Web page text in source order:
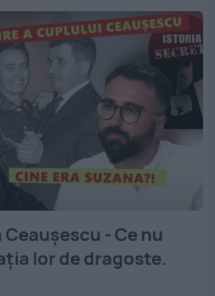
- Ce nu
lor de dragoste.